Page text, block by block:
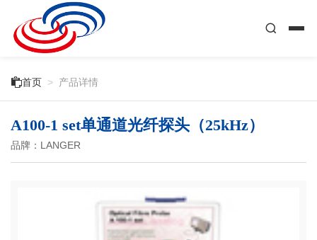
首页 > 产品详情
A100-1 set单通道光纤探头（25kHz）
品牌：LANGER